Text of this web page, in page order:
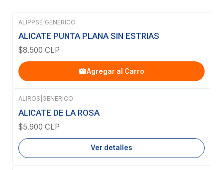
ALIPPSE GENERICO
ALICATE PUNTA PLANA SIN ESTRIAS
$8.500 CLP
Agregar al Carro
Agotado
ALIROS GENERICO
ALICATE DE LA ROSA
$5.900 CLP
Ver detalles